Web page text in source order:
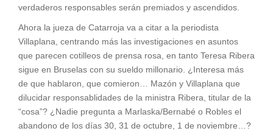
verdaderos responsables serán premiados y ascendidos.
Ahora la jueza de Catarroja va a citar a la periodista
Villaplana, centrando más las investigaciones en asuntos
que parecen cotilleos de prensa rosa, en tanto Teresa Ribera
sigue en Bruselas con su sueldo millonario. ¿Interesa más
de que hablaron, que comieron… Mazón y Villaplana que
dilucidar responsablidades de la ministra Ribera, titular de la
“cosa”? ¿Nadie pregunta a Marlaska/Bernabé o Robles el
abandono de los días 30, 31 de octubre, 1 de noviembre…?